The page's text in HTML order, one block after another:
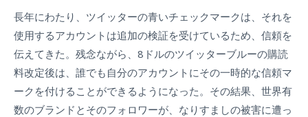
長年にわたり、ツイッターの青いチェックマークは、それを
使用するアカウントは追加の検証を受けているため、信頼を
伝えてきた。残念ながら、8ドルのツイッターブルーの購読
料改定後は、誰でも自分のアカウントにその一時的な信頼マ
ークを付けることができるようになった。その結果、世界有
数のブランドとそのフォロワーが、なりすましの被害に遭っ